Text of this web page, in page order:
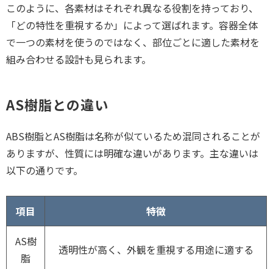
このように、各素材はそれぞれ異なる役割を持っており、
「どの特性を重視するか」によって選ばれます。容器全体
で一つの素材を使うのではなく、部位ごとに適した素材を
組み合わせる設計も見られます。
AS樹脂との違い
ABS樹脂とAS樹脂は名称が似ているため混同されることが
ありますが、性質には明確な違いがあります。主な違いは
以下の通りです。
項目 特徴
AS樹
脂
透明性が高く、外観を重視する用途に適する